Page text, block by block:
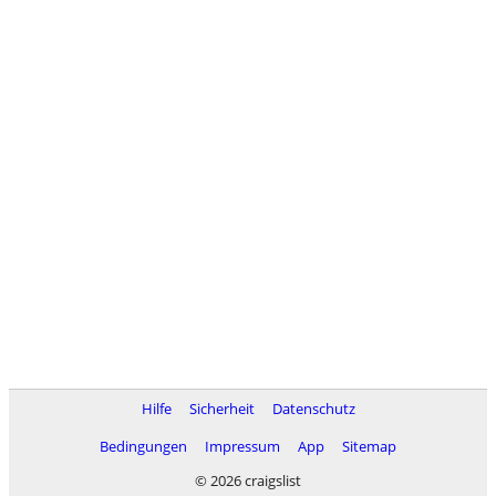
Hilfe Sicherheit
Datenschutz
Bedingungen
Impressum App
Sitemap
© 2026 craigslist